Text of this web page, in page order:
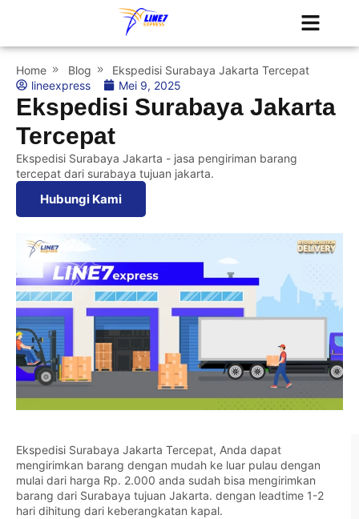
Home Blog
Ekspedisi Surabaya Jakarta Tercepat
lineexpress
Mei 9, 2025
Ekspedisi Surabaya Jakarta
Tercepat
Ekspedisi Surabaya Jakarta - jasa pengiriman barang
tercepat dari surabaya tujuan jakarta.
Hubungi Kami
Ekspedisi Surabaya Jakarta Tercepat, Anda dapat
mengirimkan barang dengan mudah ke luar pulau dengan
mulai dari harga Rp. 2.000 anda sudah bisa mengirimkan
barang dari Surabaya tujuan Jakarta. dengan leadtime 1-2
hari dihitung dari keberangkatan kapal.